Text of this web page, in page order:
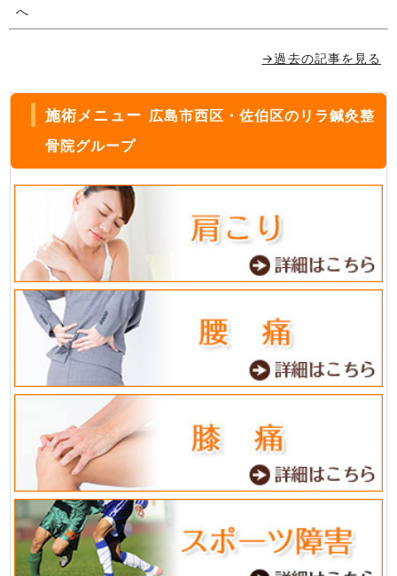
へ
→過去の記事を見る
施術メニュー 広島市西区・佐伯区のリラ鍼灸整
骨院グループ